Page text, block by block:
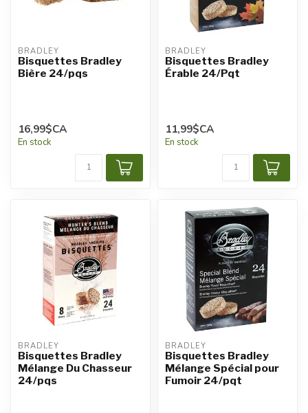
BRADLEY
Bisquettes Bradley
Bière 24/pqs
16,99$CA
En stock
BRADLEY
Bisquettes Bradley
Érable 24/Pqt
11,99$CA
En stock
BRADLEY
Bisquettes Bradley
Mélange Du Chasseur
24/pqs
BRADLEY
Bisquettes Bradley
Mélange Spécial pour
Fumoir 24/pqt